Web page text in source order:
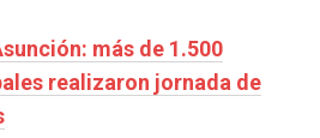
más de 1.500
realizaron jornada de